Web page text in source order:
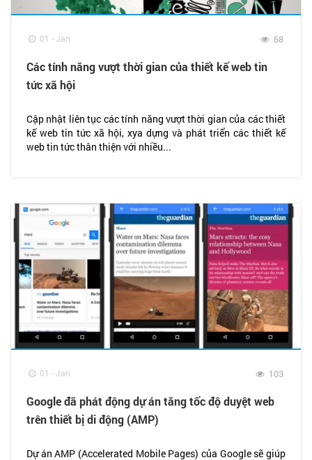
01 - Jan 68
Các tính năng vượt thời gian của thiết kế web tin
tức xã hội
Cập nhật liên tục các tính năng vượt thời gian của các thiết
kế web tin tức xã hội, xya dựng và phát triển các thiết kế
web tin tức thân thiện với nhiều...
01 - Jan 103
Google đã phát động dự án tăng tốc độ duyệt web
trên thiết bị di động (AMP)
Dự án AMP (Accelerated Mobile Pages) của Google sẽ giúp